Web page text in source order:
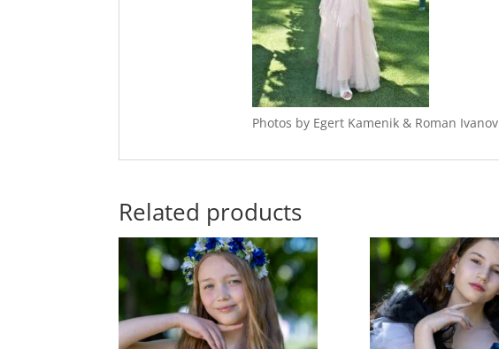
Photos by Egert Kamenik & Roman Ivanov
Related products